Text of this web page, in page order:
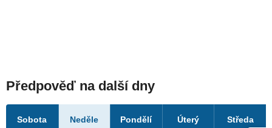
Předpověď na další dny
Sobota Neděle Pondělí Úterý Středa